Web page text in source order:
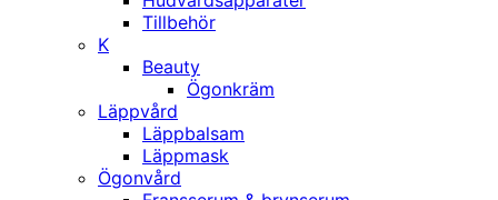
Tillbehör
K
Beauty
Ögonkräm
Läppvård
Läppbalsam
Läppmask
Ögonvård